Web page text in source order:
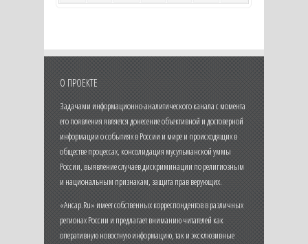
О ПРОЕКТЕ
Задачами информационно-аналитического канала с момента
его появления является донесение объективной и достоверной
информации о событиях в России и мире и происходящих в
обществе процессах, консолидация мусульманской уммы
России, выявление случаев дискриминации по религиозным
и национальным признакам, защита прав верующих.
«Ансар.Ru» имеет собственных корреспондентов в различных
регионах России и предлагает вниманию читателей как
оперативную новостную информацию, так и эксклюзивные